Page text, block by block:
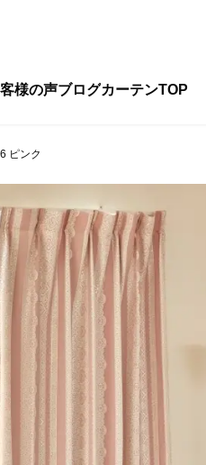
様の声ブログカーテンTOP
ピンク